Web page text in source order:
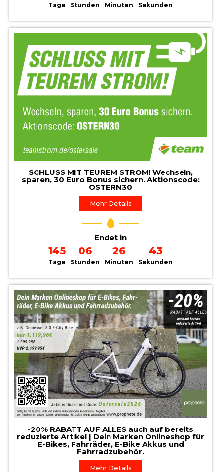
Tage Stunden Minuten Sekunden
SCHLUSS MIT TEUREM STROM! Wechseln,
sparen, 30 Euro Bonus sichern. Aktionscode:
OSTERN30
Mehr Details
Endet in
145
Tage
06
Stunden
26
Minuten
41
Sekunden
-20% RABATT AUF ALLES auch auf bereits
reduzierte Artikel | Dein Marken Onlineshop für
E-Bikes, Fahrräder, E-Bike Akkus und
Fahrradzubehör.
Mehr Details